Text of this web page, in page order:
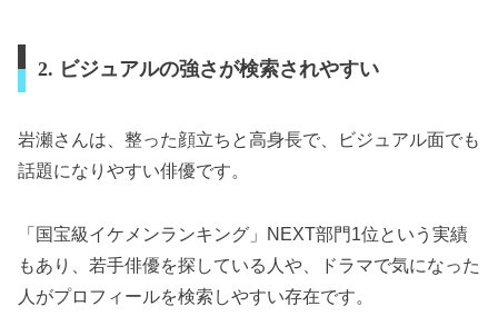
2. ビジュアルの強さが検索されやすい
岩瀬さんは、整った顔立ちと高身長で、ビジュアル面でも
話題になりやすい俳優です。
「国宝級イケメンランキング」NEXT部門1位という実績
もあり、若手俳優を探している人や、ドラマで気になった
人がプロフィールを検索しやすい存在です。